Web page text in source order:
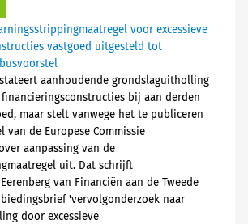
voor excessieve
vastgoed uitgesteld tot
aanhoudende grondslaguitholling
financieringsconstructies bij aan derden
maar stelt vanwege het te publiceren
van de Europese Commissie
aanpassing van de
uit. Dat schrijft
van Financiën aan de Tweede
'vervolgonderzoek naar
door excessieve